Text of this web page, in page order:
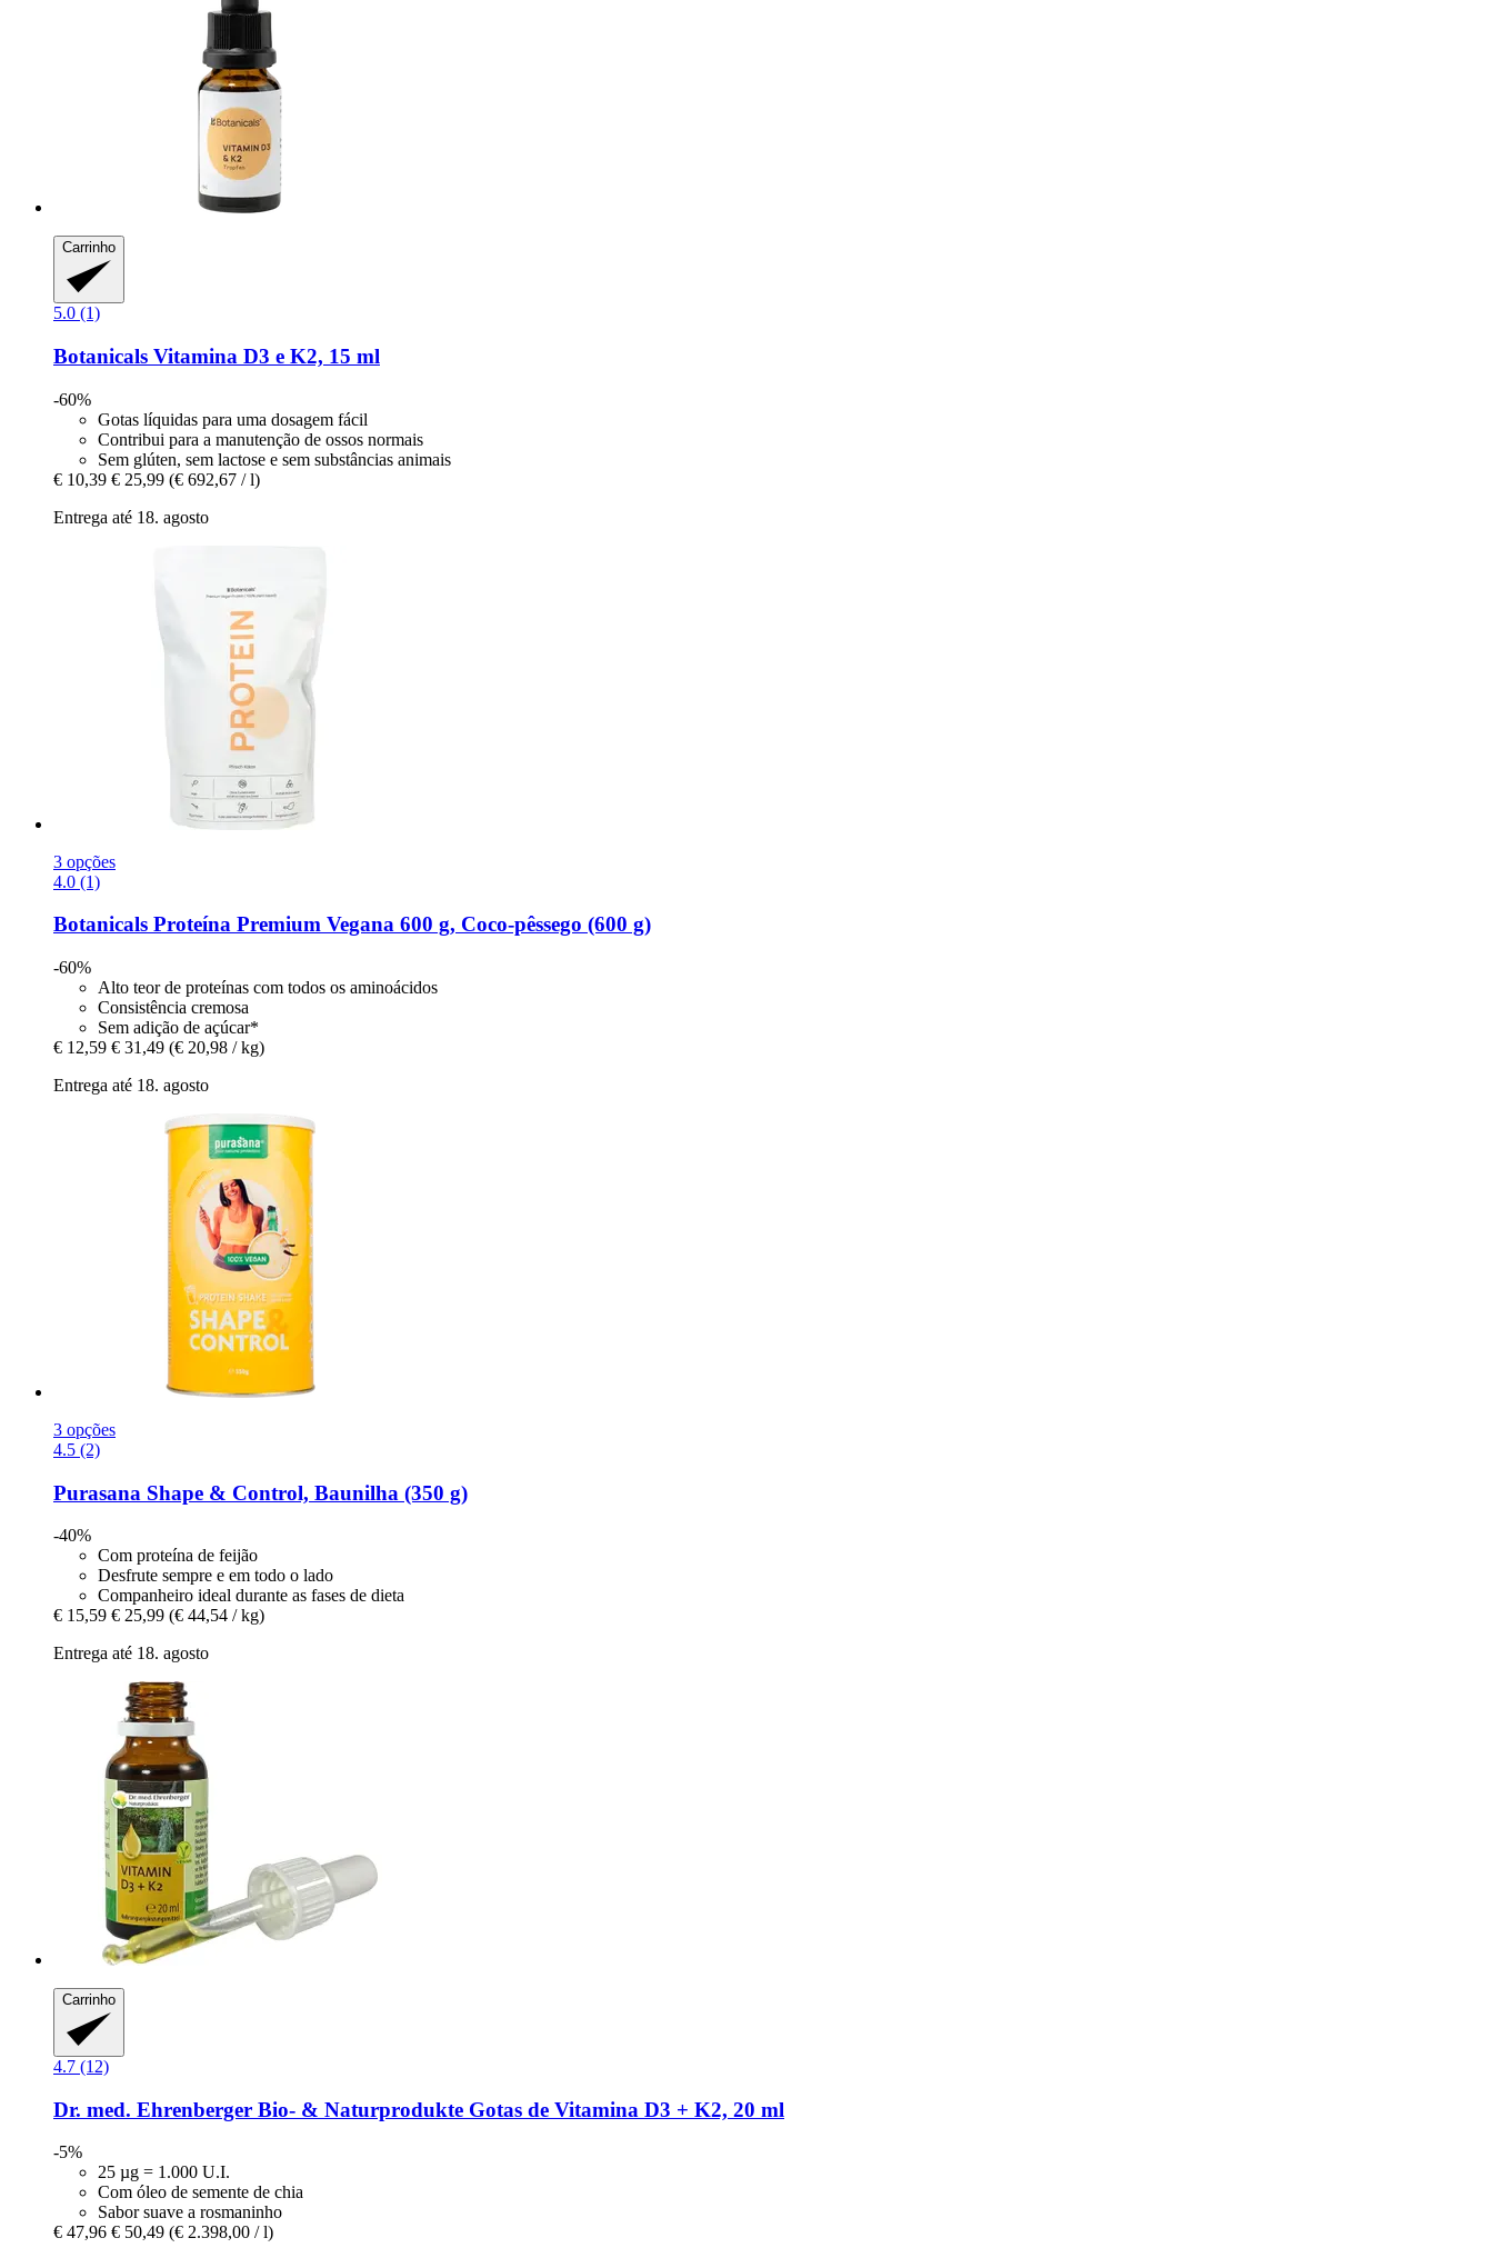
Carrinho
5.0 (1)
Botanicals Vitamina D3 e K2, 15 ml
-60%
Gotas líquidas para uma dosagem fácil
Contribui para a manutenção de ossos normais
Sem glúten, sem lactose e sem substâncias animais
€ 10,39 € 25,99 (€ 692,67 / l)
Entrega até 18. agosto
3 opções
4.0 (1)
Botanicals Proteína Premium Vegana 600 g, Coco-​pêssego (600 g)
-60%
Alto teor de proteínas com todos os aminoácidos
Consistência cremosa
Sem adição de açúcar*
€ 12,59 € 31,49 (€ 20,98 / kg)
Entrega até 18. agosto
3 opções
4.5 (2)
Purasana Shape & Control, Baunilha (350 g)
-40%
Com proteína de feijão
Desfrute sempre e em todo o lado
Companheiro ideal durante as fases de dieta
€ 15,59 € 25,99 (€ 44,54 / kg)
Entrega até 18. agosto
Carrinho
4.7 (12)
Dr. med. Ehrenberger Bio- & Naturprodukte Gotas de Vitamina D3 + K2, 20 ml
-5%
25 µg = 1.000 U.I.
Com óleo de semente de chia
Sabor suave a rosmaninho
€ 47,96 € 50,49 (€ 2.398,00 / l)